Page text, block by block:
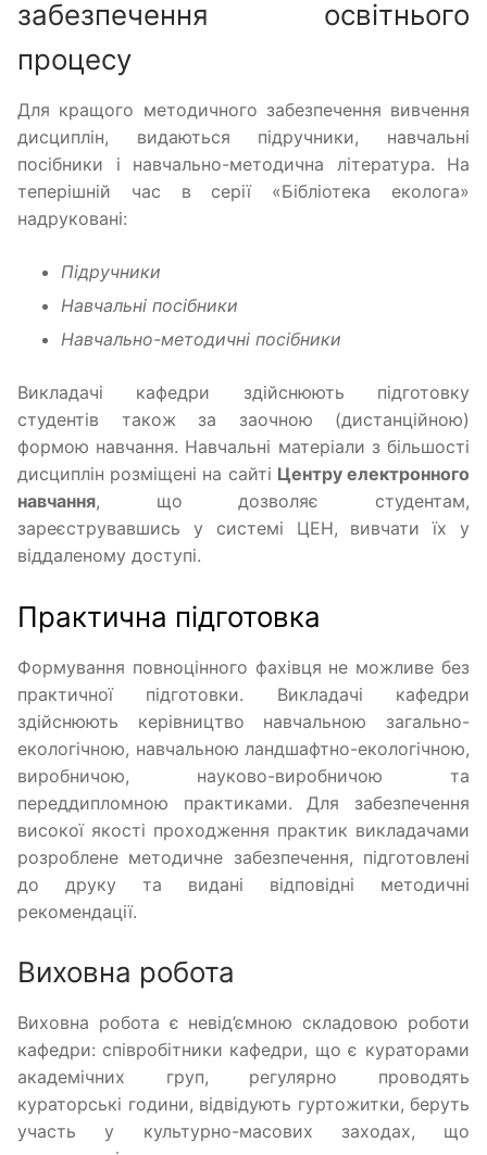
забезпечення освітнього
процесу
Для кращого методичного забезпечення вивчення
дисциплін, видаються підручники, навчальні
посібники і навчально-методична література. На
теперішній час в серії «Бібліотека еколога»
надруковані:
Підручники
Навчальні посібники
Навчально-методичні посібники
Викладачі кафедри здійснюють підготовку
студентів також за заочною (дистанційною)
формою навчання. Навчальні матеріали з більшості
дисциплін розміщені на сайті Центру електронного
навчання, що дозволяє студентам,
зареєструвавшись у системі ЦЕН, вивчати їх у
віддаленому доступі.
Практична підготовка
Формування повноцінного фахівця не можливе без
практичної підготовки. Викладачі кафедри
здійснюють керівництво навчальною загально-
екологічною, навчальною ландшафтно-екологічною,
виробничою, науково-виробничою та
переддипломною практиками. Для забезпечення
високої якості проходження практик викладачами
розроблене методичне забезпечення, підготовлені
до друку та видані відповідні методичні
рекомендації.
Виховна робота
Виховна робота є невід’ємною складовою роботи
кафедри: співробітники кафедри, що є кураторами
академічних груп, регулярно проводять
кураторські години, відвідують гуртожитки, беруть
участь у культурно-масових заходах, що